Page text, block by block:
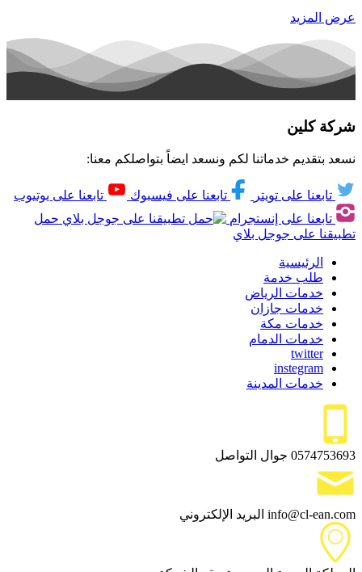
عرض المزيد
شركة كلين
نسعد بتقديم خدماتنا لكم ونسعد ايضاً بتواصلكم معنا:
تابعنا على تويتر تابعنا على فيسبوك
تابعنا على يوتيوب
تابعنا على إنستجرام
حمل
تطبيقنا على جوجل بلاي
الرئيسية
طلب خدمة
خدمات الرياض
خدمات جازان
خدمات مكة
خدمات الدمام
twitter
instegram
خدمات المدينة
0574753693 جوال التواصل
info@cl-ean.com البريد الإلكتروني